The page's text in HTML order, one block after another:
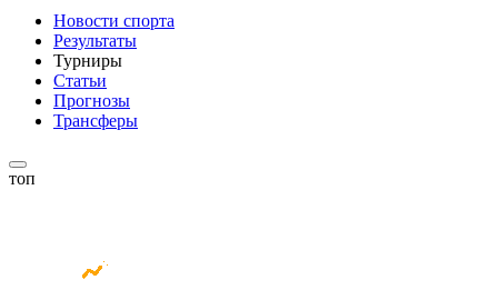
Новости спорта
Результаты
Турниры
Статьи
Прогнозы
Трансферы
топ